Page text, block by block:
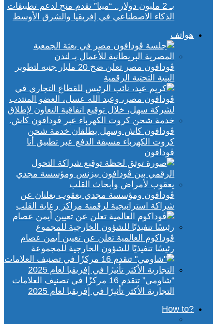
بـ 2 مليون دولار.. “ميتا” تقدم منح لدعم تطبيقات
الذكاء الاصطناعي في إفريقيا والشرق الأوسط
هواتف
ڤودافون مصر تعلن ضخ 20 مليار جنيه لتطوير
البنية التحتية الرقمية
ڤودافون كاش وسهل يطلقان خدمة شحن
كروت الكهرباء مسبقة الدفع عبر تطبيق أنا
ڤودافون
ڤودافون ومؤسسة مجدي يعقوب يعلنان عن
شراكة استراتيجية لرقمنة مراكز رعاية القلب
ڤوداكوم العالمية تعلن عن تعيين أيمن عصام
رئيسًا تنفيذيًا للشؤون الخارجية للمجموعة
“شاومي” تتقدم 16 مركزًا في تصنيف العلامات
التجارية الأكثر تأثيرًا في إفريقيا لعام 2025
?How to